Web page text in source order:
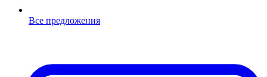
Все предложения